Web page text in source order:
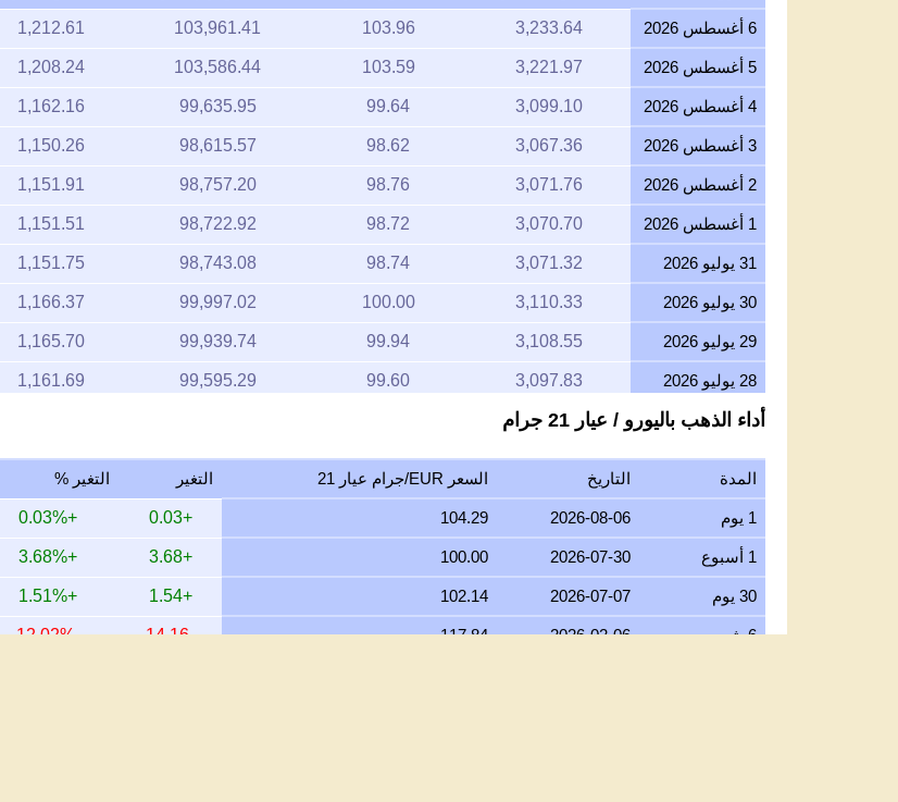
6 أغسطس 2026 3,233.64
103.96
103,961.41
1,212.61
5 أغسطس 2026 3,221.97
103.59
103,586.44
1,208.24
4 أغسطس 2026 3,099.10
99.64
99,635.95
1,162.16
3 أغسطس 2026 3,067.36
98.62
98,615.57
1,150.26
2 أغسطس 2026 3,071.76
98.76
98,757.20
1,151.91
1 أغسطس 2026 3,070.70
98.72
98,722.92
1,151.51
31 يوليو 2026 3,071.32
98.74
98,743.08
1,151.75
30 يوليو 2026 3,110.33
100.00
99,997.02
1,166.37
29 يوليو 2026 3,108.55
99.94
99,939.74
1,165.70
28 يوليو 2026 3,097.83
99.60
99,595.29
1,161.69
27 يوليو 2026 3,140.43
26 يوليو 2026 3,114.57
100.13
100,133.36
1,167.96
25 يوليو 2026 3,113.88
100.11
100,111.37
1,167.71
24 يوليو 2026 3,128.46
100.58
100,579.97
23 يوليو 2026 3,115.29
100.16
100,156.48
22 يوليو 2026 3,182.04
102.30
102,302.62
أداء الذهب باليورو / عيار 21 جرام
المدة التاريخ السعر EUR/جرام عيار 21 التغير التغير %
1 يوم 2026-08-06
104.29
+0.03
+0.03%
1 أسبوع 2026-07-30
100.00
+3.68
+3.68%
30 يوم 2026-07-07
102.14
+1.54
+1.51%
6 شهور 2026-02-06
117.84
-14.16
-12.02%